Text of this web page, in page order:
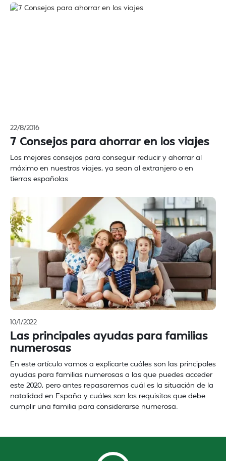
22/8/2016
7 Consejos para ahorrar en los viajes
Los mejores consejos para conseguir reducir y ahorrar al
máximo en nuestros viajes, ya sean al extranjero o en
tierras españolas
10/1/2022
Las principales ayudas para familias
numerosas
En este artículo vamos a explicarte cuáles son las principales
ayudas para familias numerosas a las que puedes acceder
este 2020, pero antes repasaremos cuál es la situación de la
natalidad en España y cuáles son los requisitos que debe
cumplir una familia para considerarse numerosa.